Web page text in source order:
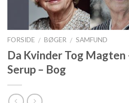
FORSIDE / BØGER / SAMFUND
Da Kvinder Tog Magten
Serup – Bog